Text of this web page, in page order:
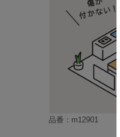
品番：m12901